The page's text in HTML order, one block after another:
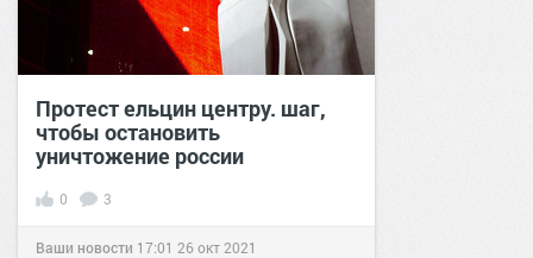
Протест ельцин центру. шаг,
чтобы остановить
уничтожение россии
0 3
Ваши новости 17:01 26 окт 2021